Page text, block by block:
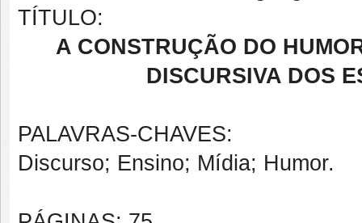
TÍTULO:
A CONSTRUÇÃO DO
DISCURSIVA DOS
PALAVRAS-CHAVES:
Discurso; Ensino; Mídia; Humor.